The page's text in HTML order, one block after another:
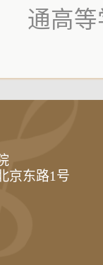
通高
京东路1号